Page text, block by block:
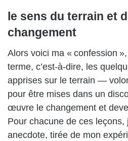
le sens du terrain et
changement
Alors voici ma « confession
terme, c’est-à-dire, les
apprises sur le terrain —
pour être mises dans un
œuvre le changement et
Pour chacune de ces leçons,
anecdote, tirée de mon